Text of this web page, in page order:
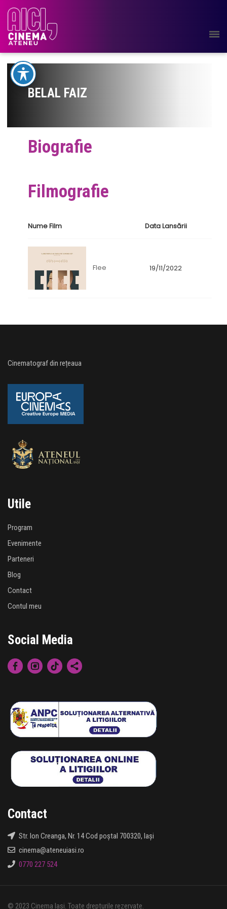
BELAL FAIZ
Biografie
Filmografie
Nume Film Data Lansării
Flee 19/11/2022
Cinematograf din rețeaua
Utile
Program
Evenimente
Parteneri
Blog
Contact
Contul meu
Social Media
Contact
Str. Ion Creanga, Nr. 14 Cod poștal 700320, Iași
cinema@ateneuiasi.ro
0770 227 524
© 2023 Cinema Iași. Toate drepturile rezervate.